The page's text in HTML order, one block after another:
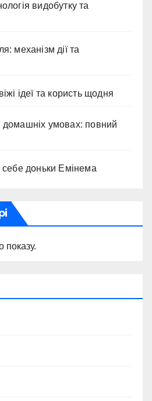
видобутку та
механізм дії та
ідеї та користь щодня
домашніх умовах: повний
доньки Емінема
показу.